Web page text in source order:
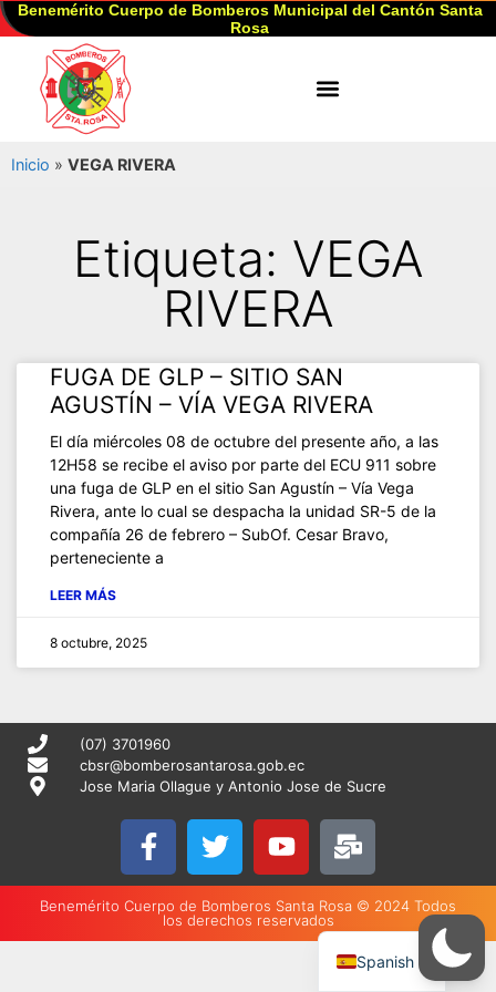
Benemérito Cuerpo de Bomberos Municipal del Cantón Santa
Rosa
Inicio » VEGA RIVERA
Etiqueta: VEGA
RIVERA
FUGA DE GLP – SITIO SAN
AGUSTÍN – VÍA VEGA RIVERA
El día miércoles 08 de octubre del presente año, a las
12H58 se recibe el aviso por parte del ECU 911 sobre
una fuga de GLP en el sitio San Agustín – Vía Vega
Rivera, ante lo cual se despacha la unidad SR-5 de la
compañía 26 de febrero – SubOf. Cesar Bravo,
perteneciente a
LEER MÁS
8 octubre, 2025
(07) 3701960
cbsr@bomberosantarosa.gob.ec
Jose Maria Ollague y Antonio Jose de Sucre
Benemérito Cuerpo de Bomberos Santa Rosa © 2024 Todos
los derechos reservados
Spanish